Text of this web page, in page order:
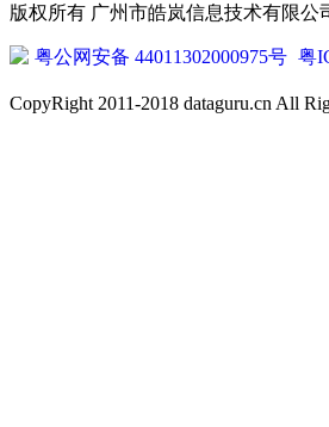
版权所有 广州市皓岚信息技术有限公
粤公网安备 44011302000975号 粤
CopyRight 2011-2018 dataguru.cn All